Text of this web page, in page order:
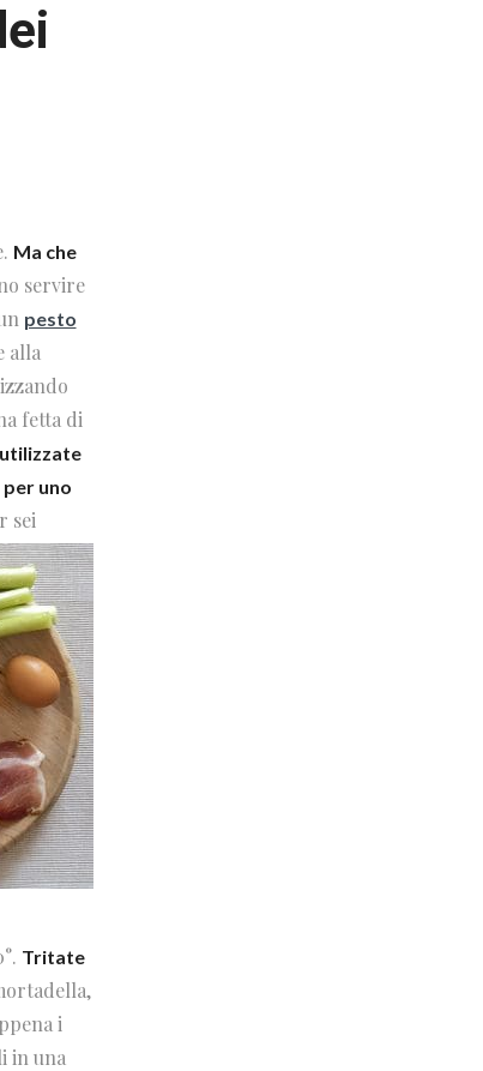
Ma che
servire
pesto
alla
fetta di
utilizzate
uno
sei
Tritate
i
in una